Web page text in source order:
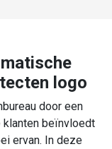
logo
door een
beïnvloedt
ervan. In deze